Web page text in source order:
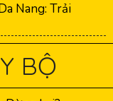
Nang: Trải
BỘ